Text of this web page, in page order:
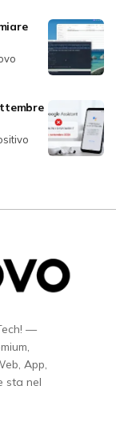
—
App,
sta nel